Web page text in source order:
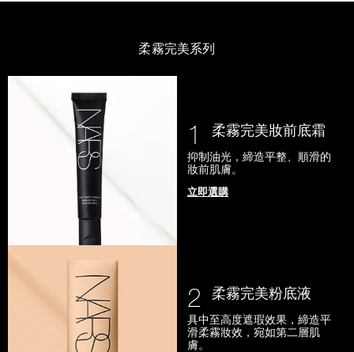
柔霧完美系列
1 柔霧完美妝前底霜
抑制油光，締造平整、順滑的
妝前肌膚。
立即選購
2 柔霧完美粉底液
具中至高度遮瑕效果，締造平
滑柔霧妝效，宛如第二層肌
膚。